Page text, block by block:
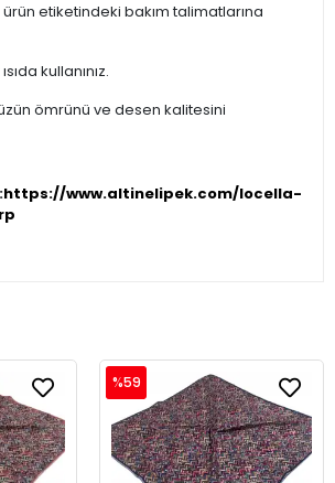
etiketindeki bakım talimatlarına
kullanınız.
ömrünü ve desen kalitesini
https://www.altinelipek.com/locella-
%59